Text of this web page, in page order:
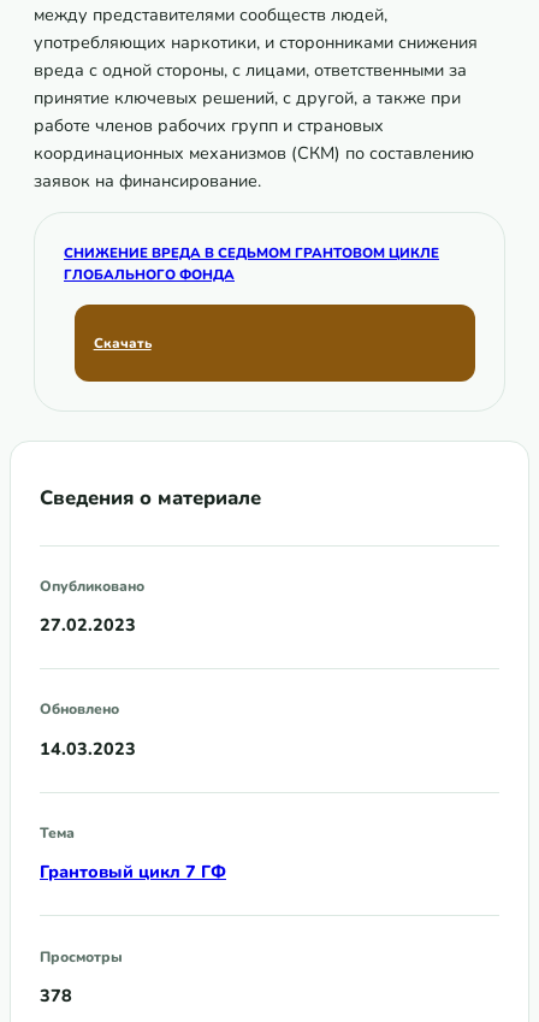
между представителями сообществ людей,
употребляющих наркотики, и сторонниками снижения
вреда с одной стороны, с лицами, ответственными за
принятие ключевых решений, с другой, а также при
работе членов рабочих групп и страновых
координационных механизмов (СКМ) по составлению
заявок на финансирование.
СНИЖЕНИЕ ВРЕДА В СЕДЬМОМ ГРАНТОВОМ ЦИКЛЕ
ГЛОБАЛЬНОГО ФОНДА
Скачать
Сведения о материале
Опубликовано
27.02.2023
Обновлено
14.03.2023
Тема
Грантовый цикл 7 ГФ
Просмотры
378